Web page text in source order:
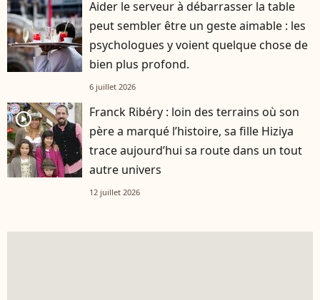
Aider le serveur à débarrasser la table
peut sembler être un geste aimable : les
psychologues y voient quelque chose de
bien plus profond.
6 juillet 2026
player2
Franck Ribéry : loin des terrains où son
père a marqué l’histoire, sa fille Hiziya
trace aujourd’hui sa route dans un tout
autre univers
12 juillet 2026